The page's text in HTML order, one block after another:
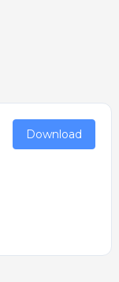
Download